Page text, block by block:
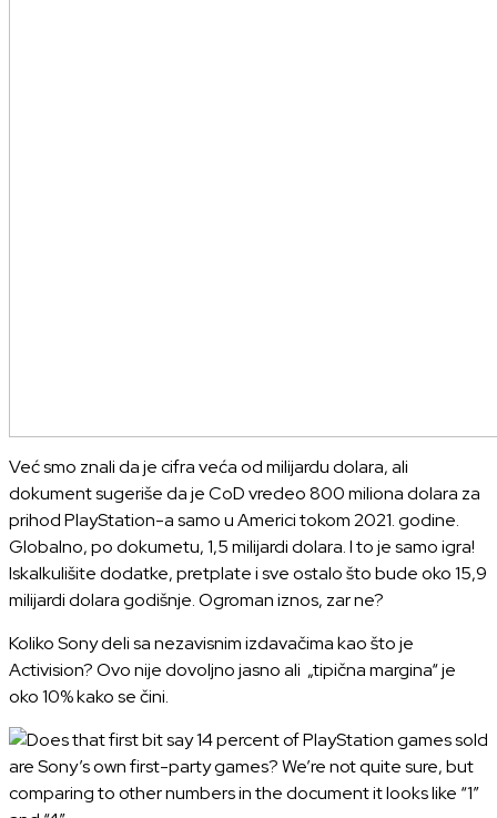
Već smo znali da je cifra veća od milijardu dolara, ali
dokument sugeriše da je CoD vredeo 800 miliona dolara za
prihod PlayStation-a samo u Americi tokom 2021. godine.
Globalno, po dokumetu, 1,5 milijardi dolara. I to je samo igra!
Iskalkulišite dodatke, pretplate i sve ostalo što bude oko 15,9
milijardi dolara godišnje. Ogroman iznos, zar ne?
Koliko Sony deli sa nezavisnim izdavačima kao što je
Activision? Ovo nije dovoljno jasno ali „tipična margina“ je
oko 10% kako se čini.